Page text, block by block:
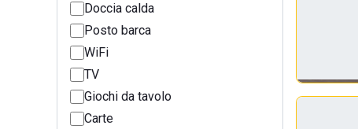
Doccia calda
Posto barca
WiFi
TV
Giochi da tavolo
Carte